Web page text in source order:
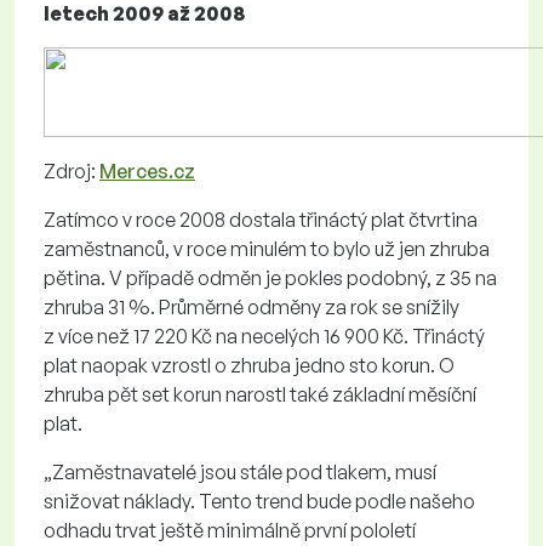
letech 2009 až 2008
Zdroj: Merces.cz
Zatímco v roce 2008 dostala třináctý plat čtvrtina
zaměstnanců, v roce minulém to bylo už jen zhruba
pětina. V případě odměn je pokles podobný, z 35 na
zhruba 31 %. Průměrné odměny za rok se snížily
z více než 17 220 Kč na necelých 16 900 Kč. Třináctý
plat naopak vzrostl o zhruba jedno sto korun. O
zhruba pět set korun narostl také základní měsíční
plat.
„Zaměstnavatelé jsou stále pod tlakem, musí
snižovat náklady. Tento trend bude podle našeho
odhadu trvat ještě minimálně první pololetí